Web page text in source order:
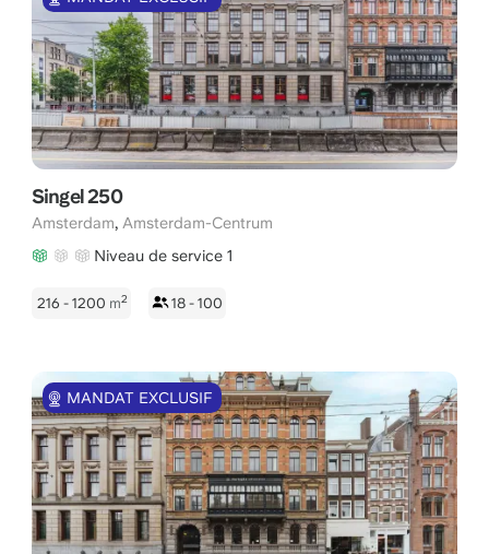
Singel 250
Amsterdam, Amsterdam-Centrum
Niveau de service 1
216 - 1200 m2 18 - 100
MANDAT EXCLUSIF